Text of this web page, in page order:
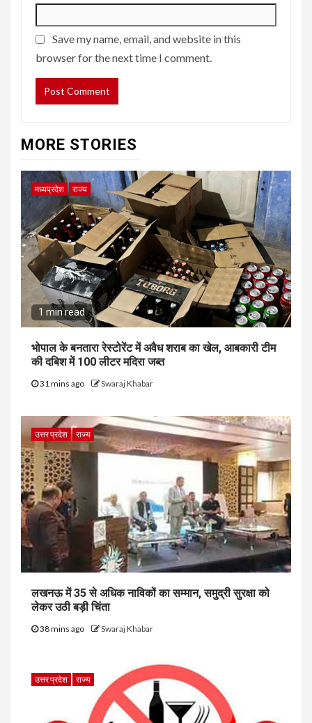
Save my name, email, and website in this
browser for the next time I comment.
MORE STORIES
मध्यप्रदेश राज्य
1 min read
भोपाल के बनतारा रेस्टोरेंट में अवैध शराब का खेल, आबकारी टीम
की दबिश में 100 लीटर मदिरा जब्त
31 mins ago Swaraj Khabar
उत्तर प्रदेश राज्य
लखनऊ में 35 से अधिक नाविकों का सम्मान, समुद्री सुरक्षा को
लेकर उठी बड़ी चिंता
38 mins ago Swaraj Khabar
उत्तर प्रदेश राज्य